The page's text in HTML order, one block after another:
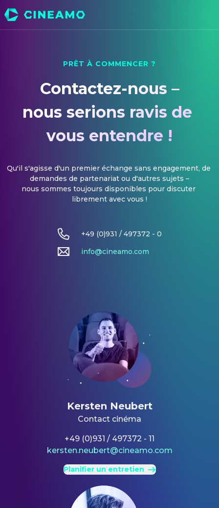
PRÊT À COMMENCER ?
Contactez-nous –
nous serions ravis de
vous entendre !
Qu'il s'agisse d'un premier échange sans engagement, de
demandes de partenariat ou d'autres sujets –
nous sommes toujours disponibles pour discuter
librement avec vous !
+49 (0)931 / 497372 - 0
info@cineamo.com
Kersten Neubert
Contact cinéma
+49 (0)931 / 497372 - 11
kersten.neubert@cineamo.com
Planifier un entretien